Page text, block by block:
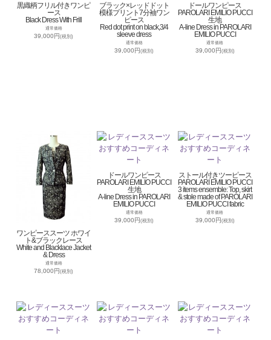
黒織柄フリル付きワンピ
ース
Black Dress With Frill
通常価格
39,000円(税別)
ブラック×レッドドット
模様プリント7分袖ワン
ピース
Red dot print on black,3/4
sleeve dress
通常価格
39,000円(税別)
ドールワンピース
PAROLARI EMILIO PUCCI
生地
A-line Dress in PAROLARI
EMILIO PUCCI
通常価格
39,000円(税別)
ワンピーススーツ ホワイ
ト&ブラックレース
White and Blacklace Jacket
& Dress
通常価格
78,000円(税別)
ドールワンピース
PAROLARI EMILIO PUCCI
生地
A-line Dress in PAROLARI
EMILIO PUCCI
通常価格
39,000円(税別)
ストール付きツーピース
PAROLARI EMILIO PUCCI
3 items ensemble: Top, skirt
& stole made of PAROLARI
EMILIO PUCCI fabric
通常価格
39,000円(税別)